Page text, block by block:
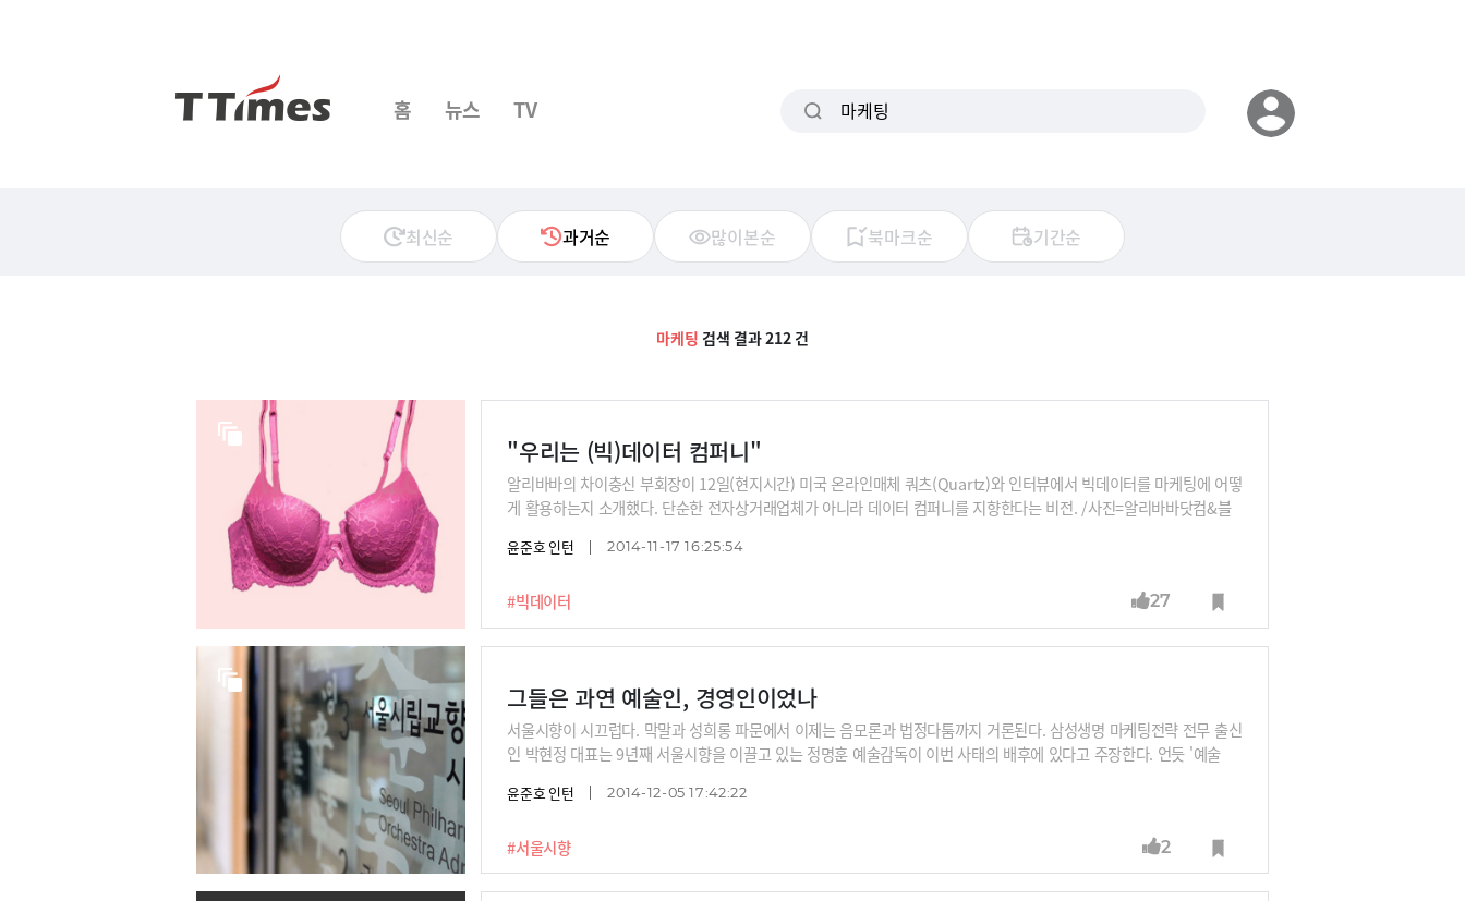
홈 뉴스 TV
최신순 과거순 많이본순 북마크순 기간순
마케팅 검색 결과 212 건
"우리는 (빅)데이터 컴퍼니"
#빅데이터
알리바바의 차이충신 부회장이 12일(현지시간) 미국 온라인매체 쿼츠(Quartz)와 인터뷰에서 빅데이터를 마케팅에 어떻
게 활용하는지 소개했다. 단순한 전자상거래업체가 아니라 데이터 컴퍼니를 지향한다는 비전. /사진=알리바바닷컴&블
윤준호 인턴 2014-11-17 16:25:54
27
그들은 과연 예술인, 경영인이었나
#서울시향
서울시향이 시끄럽다. 막말과 성희롱 파문에서 이제는 음모론과 법정다툼까지 거론된다. 삼성생명 마케팅전략 전무 출신
인 박현정 대표는 9년째 서울시향을 이끌고 있는 정명훈 예술감독이 이번 사태의 배후에 있다고 주장한다. 언듯 '예술
진=머니투데이, 뉴스1, 뉴시스
윤준호 인턴 2014-12-05 17:42:22
2